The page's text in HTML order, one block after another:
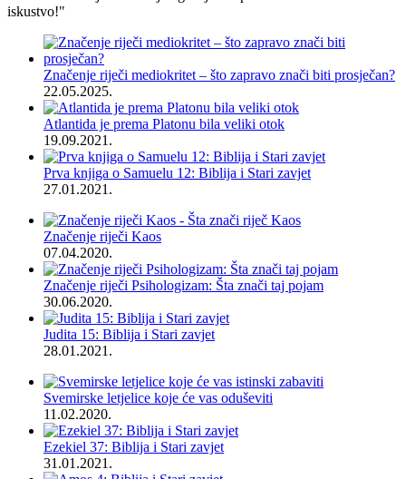
iskustvo!"
Značenje riječi mediokritet – što zapravo znači biti prosječan?
22.05.2025.
Atlantida je prema Platonu bila veliki otok
19.09.2021.
Prva knjiga o Samuelu 12: Biblija i Stari zavjet
27.01.2021.
Značenje riječi Kaos
07.04.2020.
Značenje riječi Psihologizam: Šta znači taj pojam
30.06.2020.
Judita 15: Biblija i Stari zavjet
28.01.2021.
Svemirske letjelice koje će vas oduševiti
11.02.2020.
Ezekiel 37: Biblija i Stari zavjet
31.01.2021.